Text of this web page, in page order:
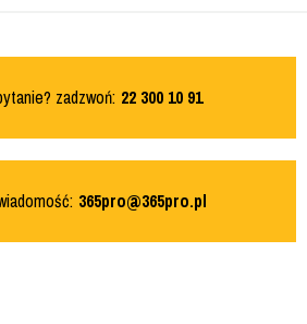
zadzwoń: 22 300 10 91
365pro@365pro.pl